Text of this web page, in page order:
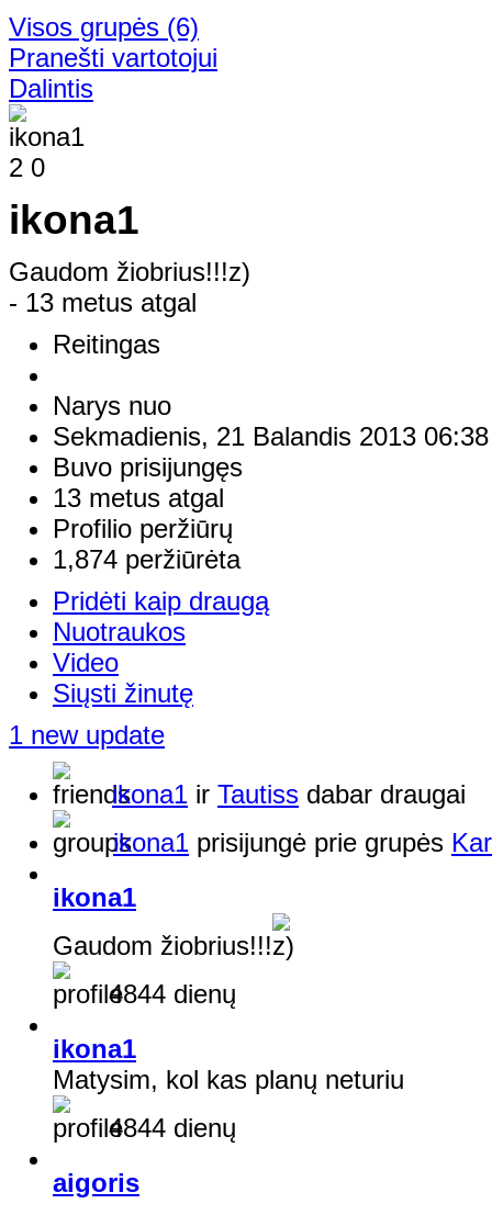
Visos grupės (6)
Pranešti vartotojui
Dalintis
2 0
ikona1
Gaudom žiobrius!!!z)
- 13 metus atgal
Reitingas
Narys nuo
Sekmadienis, 21 Balandis 2013 06:38
Buvo prisijungęs
13 metus atgal
Profilio peržiūrų
1,874 peržiūrėta
Pridėti kaip draugą
Nuotraukos
Video
Siųsti žinutę
1 new update
ikona1 ir Tautiss dabar draugai
ikona1 prisijungė prie grupės
ikona1
Gaudom žiobrius!!!
4844 dienų
ikona1
Matysim, kol kas planų neturiu
4844 dienų
aigoris